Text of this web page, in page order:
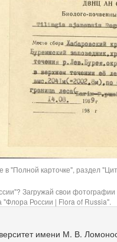
"Полной карточке", раздел
Загружай свои
"Флора России | Flora of Russia".
имени М. В.